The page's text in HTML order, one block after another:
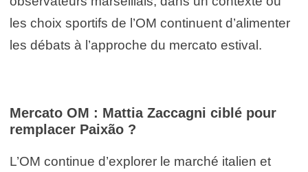
les choix sportifs de l’OM continuent d’alimenter
les débats à l’approche du mercato estival.
Mercato OM : Mattia Zaccagni ciblé pour
remplacer Paixão ?
L’OM continue d’explorer le marché italien et